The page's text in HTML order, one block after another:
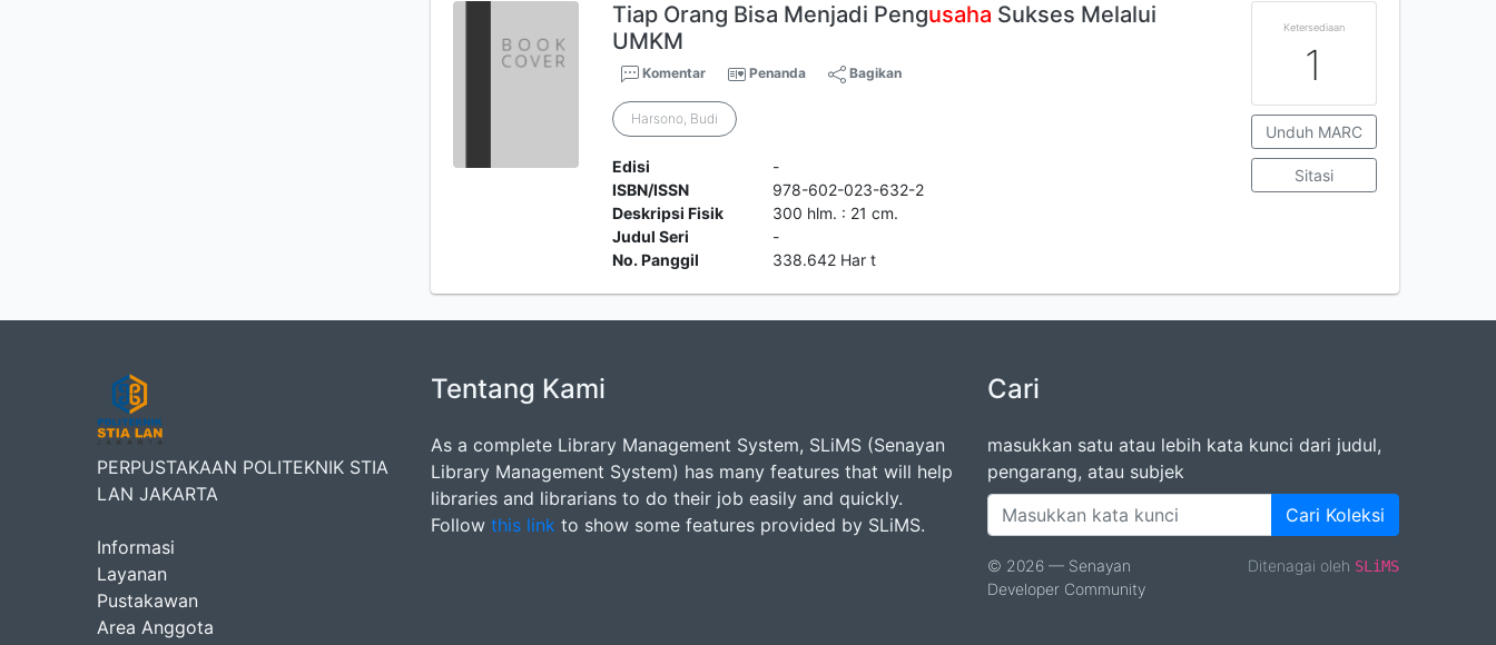
Tiap Orang Bisa Menjadi Pengusaha Sukses Melalui
UMKM
Komentar Penanda Bagikan
Harsono, Budi
Edisi
-
ISBN/ISSN
978-602-023-632-2
Deskripsi Fisik
300 hlm. : 21 cm.
Judul Seri
-
No. Panggil
338.642 Har t
Ketersediaan
1
Unduh MARC
Sitasi
PERPUSTAKAAN POLITEKNIK STIA
LAN JAKARTA
Informasi
Layanan
Pustakawan
Area Anggota
Tentang Kami
As a complete Library Management System, SLiMS (Senayan
Library Management System) has many features that will help
libraries and librarians to do their job easily and quickly.
Follow this link to show some features provided by SLiMS.
Cari
masukkan satu atau lebih kata kunci dari judul,
pengarang, atau subjek
Cari Koleksi
© 2026 — Senayan
Developer Community
Ditenagai oleh SLiMS